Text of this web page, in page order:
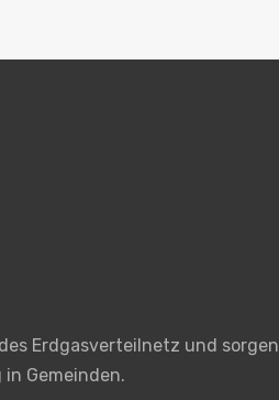
Erdgasverteilnetz und sorgen
Gemeinden.